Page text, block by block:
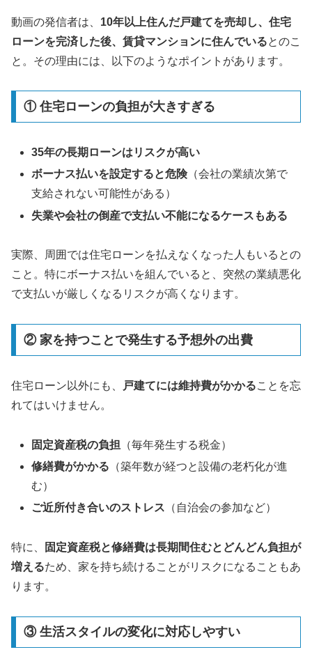
動画の発信者は、 10年以上住んだ戸建てを売却し、住宅
ローンを完済した後、賃貸マンションに住んでいるとのこ
と。その理由には、以下のようなポイントがあります。
① 住宅ローンの負担が大きすぎる
35年の長期ローンはリスクが高い
ボーナス払いを設定すると危険（会社の業績次第で
支給されない可能性がある）
失業や会社の倒産で支払い不能になるケースもある
実際、周囲では住宅ローンを払えなくなった人もいるとの
こと。特にボーナス払いを組んでいると、突然の業績悪化
で支払いが厳しくなるリスクが高くなります。
② 家を持つことで発生する予想外の出費
住宅ローン以外にも、 戸建てには維持費がかかることを忘
れてはいけません。
固定資産税の負担 （毎年発生する税金）
修繕費がかかる （築年数が経つと設備の老朽化が進
む）
ご近所付き合いのストレス （自治会の参加など）
特に、
固定資産税と修繕費は長期間住むとどんどん負担が
増えるため、家を持ち続けることがリスクになることもあ
ります。
③ 生活スタイルの変化に対応しやすい